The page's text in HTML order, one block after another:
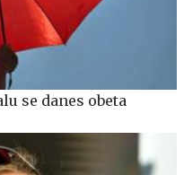
se danes obeta